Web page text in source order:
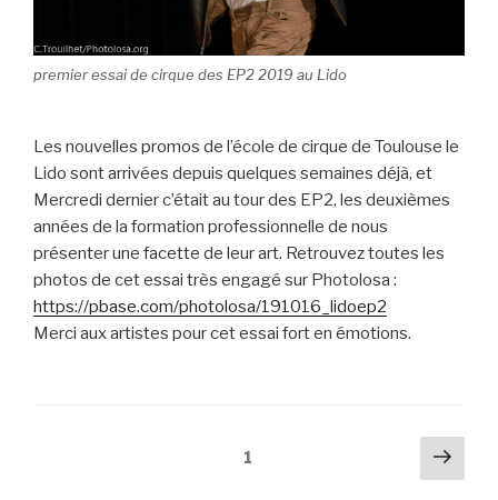
premier essai de cirque des EP2 2019 au Lido
Les nouvelles promos de l’école de cirque de Toulouse le
Lido sont arrivées depuis quelques semaines déjà, et
Mercredi dernier c’était au tour des EP2, les deuxièmes
années de la formation professionnelle de nous
présenter une facette de leur art. Retrouvez toutes les
photos de cet essai très engagé sur Photolosa :
https://pbase.com/photolosa/191016_lidoep2
Merci aux artistes pour cet essai fort en émotions.
1